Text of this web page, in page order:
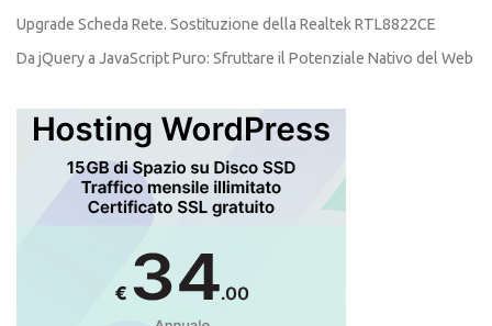
Upgrade Scheda Rete. Sostituzione della Realtek RTL8822CE
Da jQuery a JavaScript Puro: Sfruttare il Potenziale Nativo del Web